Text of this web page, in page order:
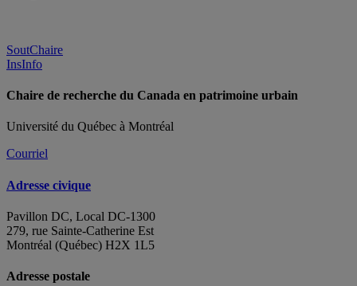
SoutChaire
InsInfo
Chaire de recherche du Canada en patrimoine urbain
Université du Québec à Montréal
Courriel
Adresse civique
Pavillon DC, Local DC-1300
279, rue Sainte-Catherine Est
Montréal (Québec) H2X 1L5
Adresse postale